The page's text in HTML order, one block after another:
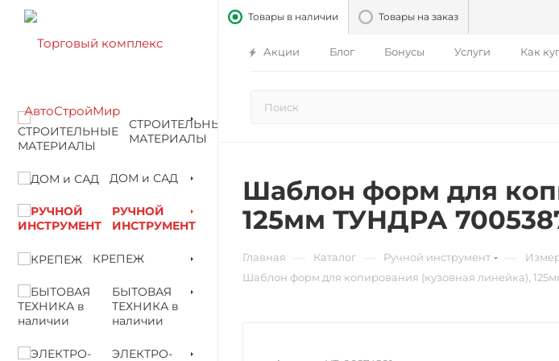
Товары в наличии Товары на заказ
Акции Блог Бонусы Услуги Как
СТРОИТЕЛЬНЫЕ
МАТЕРИАЛЫ
ДОМ и САД
РУЧНОЙ
ИНСТРУМЕНТ
КРЕПЕЖ
БЫТОВАЯ
ТЕХНИКА в
наличии
ЭЛЕКТРО-
Шаблон форм для
125мм ТУНДРА
Главная Каталог Ручной инструмент
Шаблон форм для копирования (кузовная линейка),